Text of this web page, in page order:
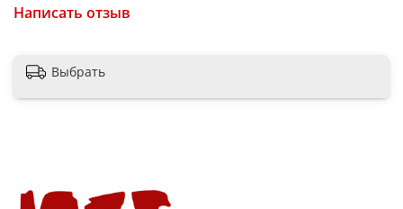
Написать отзыв
Выбрать